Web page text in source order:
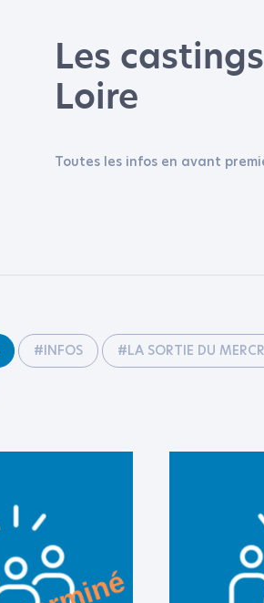
Les
Loire
Toutes les infos en avant
#INFOS #LA SORTIE DU